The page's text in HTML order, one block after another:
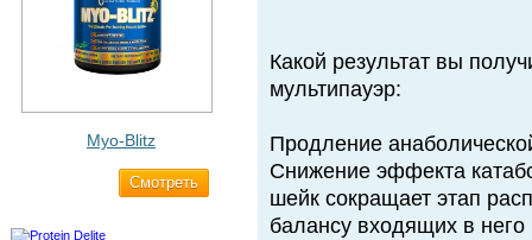
Myo-Blitz
Cмотреть
Какой результат вы
мультипауэр:
Продление
Снижение эффекта
шейк сокращает этап
балансу входящих в него